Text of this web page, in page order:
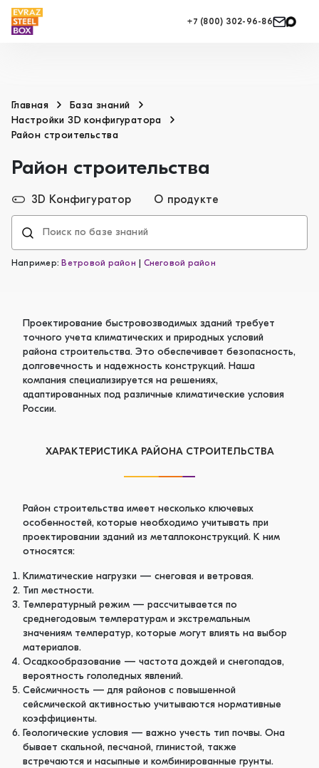
+7 (800) 302-96-86
Главная
База знаний
Настройки 3D конфигуратора
Район строительства
Район строительства
3D Конфигуратор О продукте
Например: Ветровой район Снеговой район
Проектирование быстровозводимых зданий требует
точного учета климатических и природных условий
района строительства. Это обеспечивает безопасность,
долговечность и надежность конструкций. Наша
компания специализируется на решениях,
адаптированных под различные климатические условия
России.
ХАРАКТЕРИСТИКА РАЙОНА СТРОИТЕЛЬСТВА
Район строительства имеет несколько ключевых
особенностей, которые необходимо учитывать при
проектировании зданий из металлоконструкций. К ним
относятся:
Климатические нагрузки — снеговая и ветровая.
Тип местности.
Температурный режим — рассчитывается по
среднегодовым температурам и экстремальным
значениям температур, которые могут влиять на выбор
материалов.
Осадкообразование — частота дождей и снегопадов,
вероятность гололедных явлений.
Сейсмичность — для районов с повышенной
сейсмической активностью учитываются нормативные
коэффициенты.
Геологические условия — важно учесть тип почвы. Она
бывает скальной, песчаной, глинистой, также
встречаются и насыпные и комбинированные грунты.